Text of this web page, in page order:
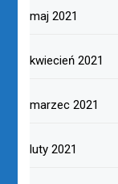
maj 2021
kwiecień 2021
marzec 2021
luty 2021